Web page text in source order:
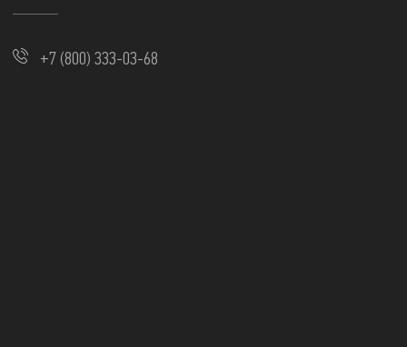
+7 (800) 333-03-68